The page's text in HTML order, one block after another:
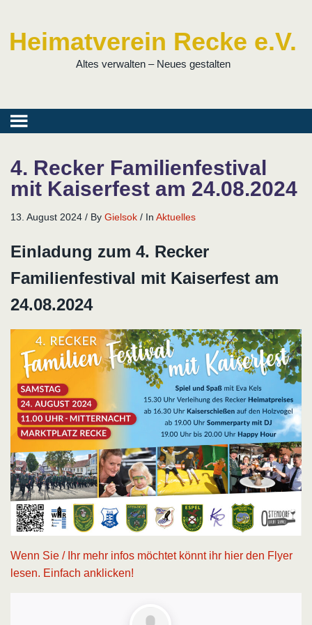
Heimatverein Recke e.V.
Altes verwalten – Neues gestalten
4. Recker Familienfestival
mit Kaiserfest am 24.08.2024
13. August 2024 / By Gielsok / In Aktuelles
Einladung zum 4. Recker
Familienfestival mit Kaiserfest am
24.08.2024
Wenn Sie / Ihr mehr infos möchtet könnt ihr hier den Flyer
lesen. Einfach anklicken!